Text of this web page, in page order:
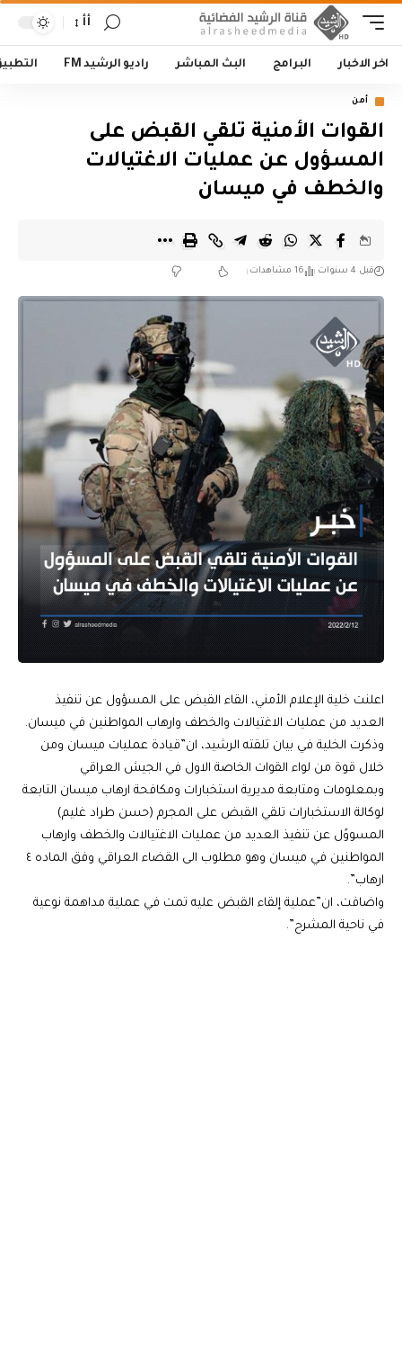
أأ
اخر الاخبار البرامج البث المباشر راديو الرشيد FM
أمن
القوات الأمنية تلقي القبض على
المسؤول عن عمليات الاغتيالات
والخطف في ميسان
قبل 4 سنوات 16 مشاهدات
اعلنت خلية الإعلام الأمني، القاء القبض على المسؤول عن تنفيذ
العديد من عمليات الاغتيالات والخطف وارهاب المواطنين في ميسان.
وذكرت الخلية في بيان تلقته الرشيد، ان”قيادة عمليات ميسان ومن
خلال قوة من لواء القوات الخاصة الاول في الجيش العراقي
وبمعلومات ومتابعة مديرية استخبارات ومكافحة ارهاب ميسان التابعة
لوكالة الاستخبارات تلقي القبض على المجرم (حسن طراد غليم)
المسووًل عن تنفيذ العديد من عمليات الاغتيالات والخطف وارهاب
المواطنين في ميسان وهو مطلوب الى القضاء العراقي وفق الماده ٤
ارهاب”.
واضافت، ان”عملية إلقاء القبض عليه تمت في عملية مداهمة نوعية
في ناحية المشرح”.